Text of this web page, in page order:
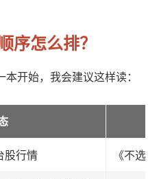
序怎么排？
开始，我会建议这样读：
股行情 《不选